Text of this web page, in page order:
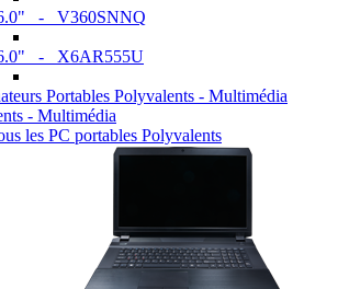
- V360SNNQ
- X6AR555U
- Multimédia
les PC portables Polyvalents